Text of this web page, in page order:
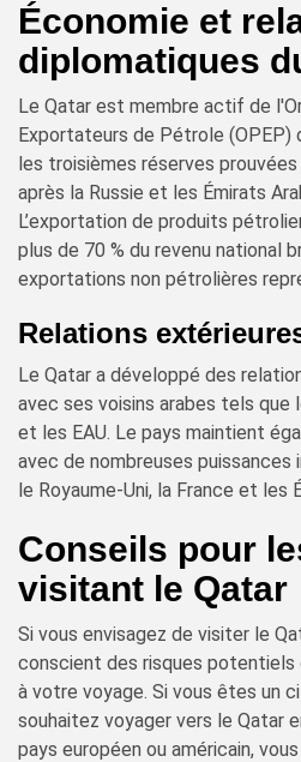
Économie et
diplomatiques
Le Qatar est membre actif de
Exportateurs de Pétrole (OPEP)
les troisièmes réserves
après la Russie et les Émirats
L’exportation de produits
plus de 70 % du revenu national
exportations non pétrolières
Relations
Le Qatar a développé des
avec ses voisins arabes tels que
et les EAU. Le pays maintient
avec de nombreuses
le Royaume-Uni, la France et les
Conseils pour
visitant le Qatar
Si vous envisagez de visiter le
conscient des risques
à votre voyage. Si vous êtes un
souhaitez voyager vers le Qatar
pays européen ou américain,